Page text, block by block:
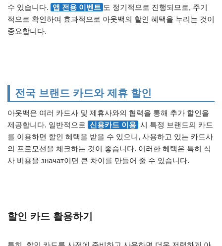
수 있습니다. 앱 전용 이벤트 도 정기적으로 진행되므로, 주기
적으로 확인하여 효과적으로 아웃백의 할인 혜택을 누리는 것이
중요합니다.
전국 브랜드 카드와 제휴 할인
아웃백은 여러 카드사 및 제휴사와의 협력을 통해 추가 할인을
제공합니다. 일반적으로 신용카드 이용 시 특정 브랜드의 카드
를 이용하면 할인 혜택을 받을 수 있으니, 사용하고 있는 카드사
의 프로모션을 체크하는 것이 좋습니다. 이러한 혜택은 특히 식
사 비용을 значат이면 큰 차이를 만들어 줄 수 있습니다.
할인 카드 활용하기